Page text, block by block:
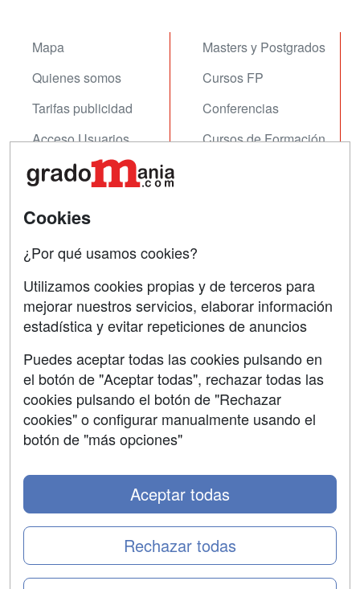
Mapa
Quienes somos
Tarifas publicidad
Acceso Usuarios
Acceso Centros
Masters y Postgrados
Cursos FP
Conferencias
Cursos de Formación
Contactar
Confidencialidad
Aviso legal
Copyleft
Grupo formazion:
Copyright 2000-2026 Formazion Web, S.L. - Calle
Cookies
¿Por qué usamos cookies?
Utilizamos cookies propias y de terceros para
mejorar nuestros servicios, elaborar información
estadística y evitar repeticiones de anuncios
Puedes aceptar todas las cookies pulsando en
el botón de "Aceptar todas", rechazar todas las
cookies pulsando el botón de "Rechazar
cookies" o configurar manualmente usando el
botón de "más opciones"
Rechazar todas
Aceptar todas